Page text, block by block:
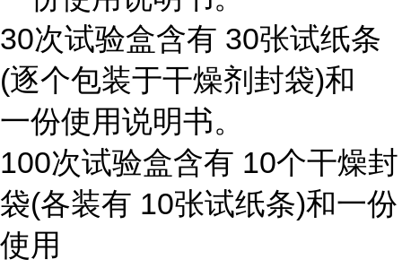
30次试验盒含有 30张试纸条
(逐个包装于干燥剂封袋)和
一份使用说明书。
100次试验盒含有 10个干燥封
袋(各装有 10张试纸条)和一份
使用